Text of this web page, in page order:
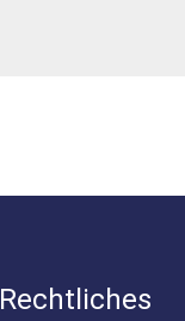
Rechtliches